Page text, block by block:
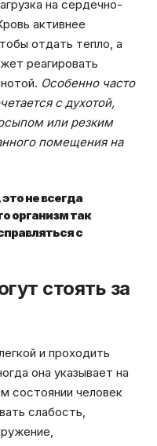
на сердечно-
активнее
отдать тепло, а
реагировать
Особенно часто
с духотой,
или резким
помещения на
не всегда
организм так
с
стоять за
и проходить
она указывает на
состоянии человек
слабость,